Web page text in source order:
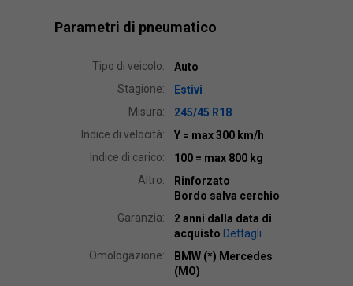
Parametri di pneumatico
Tipo di veicolo:
Auto
Stagione:
Estivi
Misura:
245/45 R18
Indice di velocità:
Y = max 300 km/h
Indice di carico:
100 = max 800 kg
Altro:
Rinforzato
Bordo salva cerchio
Garanzia:
2 anni dalla data di
acquisto Dettagli
Omologazione:
BMW (*) Mercedes
(MO)